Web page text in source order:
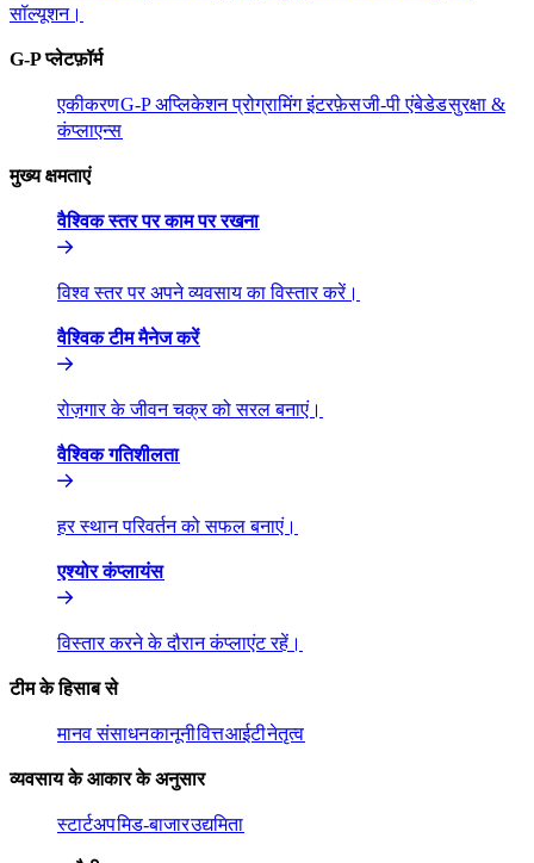
सॉल्यूशन।​​
G-P प्लेटफ़ॉर्म​​
एकीकरण​​G-P अप्लिकेशन प्रोग्रामिंग इंटरफ़ेस​​जी-पी एंबेडेड​​सुरक्षा &
कंप्लाएन्स​​
मुख्य क्षमताएं​​
वैश्विक स्तर पर काम पर रखना​​
विश्व स्तर पर अपने व्यवसाय का विस्तार करें।​​
वैश्विक टीम मैनेज करें​​
रोज़गार के जीवन चक्र को सरल बनाएं।​​
वैश्विक गतिशीलता​​
हर स्थान परिवर्तन को सफल बनाएं।​​
एश्योर कंप्लायंस​​
विस्तार करने के दौरान कंप्लाएंट रहें।​​
टीम के हिसाब से​​
मानव संसाधन​​कानूनी​​वित्त​​आईटी​​नेतृत्व​​
व्यवसाय के आकार के अनुसार​​
स्टार्टअप​​मिड-बाजार​​उद्यमिता​​